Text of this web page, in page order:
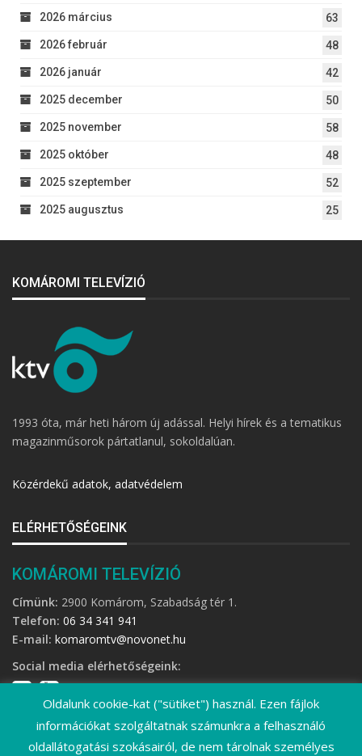
2026 március 63
2026 február 48
2026 január 42
2025 december 50
2025 november 58
2025 október 48
2025 szeptember 52
2025 augusztus 25
KOMÁROMI TELEVÍZIÓ
1993 óta, már heti három új adással. Helyi hírek és a tematikus
magazinműsorok pártatlanul, sokoldalúan.
Közérdekű adatok, adatvédelem
ELÉRHETŐSÉGEINK
KOMÁROMI TELEVÍZIÓ
Címünk: 2900 Komárom, Szabadság tér 1.
Telefon: 06 34 341 941
E-mail: komaromtv@novonet.hu
Social media elérhetőségeink:
Oldalunk cookie-kat ("sütiket") használ. Ezen fájlok
információkat szolgáltatnak számunkra a felhasználó
oldallátogatási szokásairól, de nem tárolnak személyes